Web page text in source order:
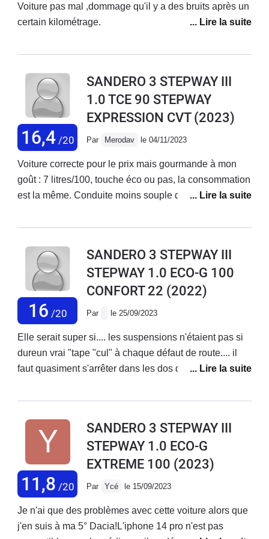
Voiture pas mal ,dommage qu'il y a des bruits après un
certain kilométrage.
16,4/20
SANDERO 3 STEPWAY III
1.0 TCE 90 STEPWAY
EXPRESSION CVT(2023)
Par Merodav le 04/11/2023
Voiture correcte pour le prix mais gourmande à mon
goût : 7 litres/100, touche éco ou pas, la consommation
est la même. Conduite moins souple qu'une berline
malgré tout. 7200 kms en 4 mois 1/2, je pense opter
16 /20
SANDERO 3 STEPWAY III
STEPWAY 1.0 ECO-G 100
CONFORT 22 (2022)
Par le 25/09/2023
Elle serait super si.... les suspensions n'étaient pas si
dureun vrai "tape "cul" à chaque défaut de route.... il
faut quasiment s'arrêter dans les dos d'âne. Mais si
très bien
11,8 /20
SANDERO 3 STEPWAY III
STEPWAY 1.0 ECO-G
EXTREME 100 (2023)
Par Ycé le 15/09/2023
Je n'ai que des problèmes avec cette voiture alors que
j'en suis à ma 5° Dacia!L'iphone 14 pro n'est pas